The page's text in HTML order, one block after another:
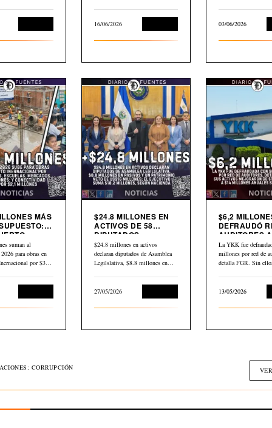
16/06/2026 03/06/2026
MÁS
Y
suman al
para obras en
por $30,2
$24.8 MILLONES EN
ACTIVOS DE 58
DIPUTADOS
DECLARADOS EN
HACIENDA
$24.8 millones en activos
declaran diputados de Asamblea
Legilslativa, $8.8 millones en
27/05/2026
$6,2
DEFRAUDÓ
AUDITORES
YKK
La YKK fue
millones por red de
detalla FGR. Sin
13/05/2026
CORRUPCIÓN